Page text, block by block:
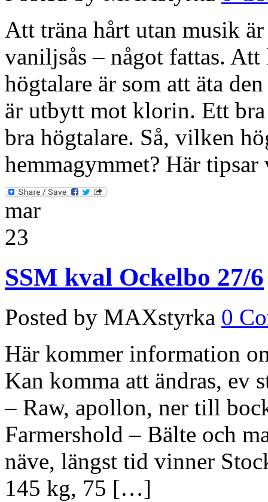
Att träna hårt utan musik
vaniljsås – något fattas.
högtalare är som att äta
är utbytt mot klorin. Ett
bra högtalare. Så, vilken
hemmagymmet? Här
mar
23
SSM kval Ockelbo 27/6
Posted by MAXstyrka 0
Här kommer information
Kan komma att ändras, ev
– Raw, apollon, ner till
Farmershold – Bälte och
näve, längst tid vinner
145 kg, 75 […]